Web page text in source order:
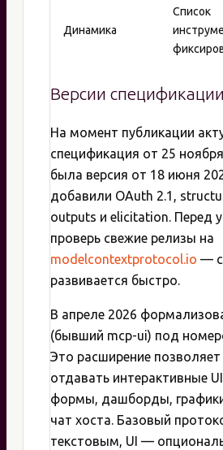
Динамика
Список
Версии спецификации
На момент публикации
спецификация от 25
была версия от 18 июня
добавили OAuth 2.1,
outputs и elicitation. Перед
проверь свежие релизы на
modelcontextprotocol.io —
развивается быстро.
В апреле 2026
(бывший mcp-ui) под
Это расширение позволяет
отдавать интерактивные
формы, дашборды,
чат хоста. Базовый
текстовым, UI —